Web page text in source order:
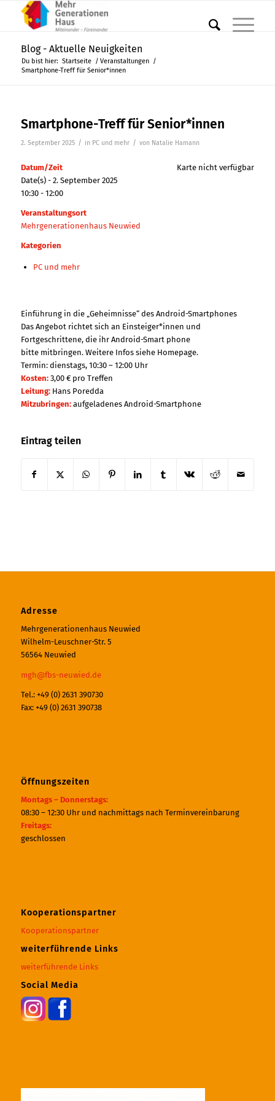
Blog - Aktuelle Neuigkeiten
Du bist hier: Startseite / Veranstaltungen /
Smartphone-Treff für Senior*innen
Smartphone-Treff für Senior*innen
2. September 2025 / in PC und mehr / von Natalie Hamann
Karte nicht verfügbar
Datum/Zeit
Date(s) - 2. September 2025
10:30 - 12:00
Veranstaltungsort
Mehrgenerationenhaus Neuwied
Kategorien
PC und mehr
Einführung in die „Geheimnisse“ des Android-Smartphones
Das Angebot richtet sich an Einsteiger*innen und
Fortgeschrittene, die ihr Android-Smart phone
bitte mitbringen. Weitere Infos siehe Homepage.
Termin: dienstags, 10:30 – 12:00 Uhr
Kosten:3,00 € pro Treffen
Leitung:Hans Poredda
Mitzubringen:aufgeladenes Android-Smartphone
Eintrag teilen
Adresse
Mehrgenerationenhaus Neuwied
Wilhelm-Leuschner-Str. 5
56564 Neuwied
mgh@fbs-neuwied.de
Tel.: +49 (0) 2631 390730
Fax: +49 (0) 2631 390738
Öffnungszeiten
Montags – Donnerstags:
08:30 – 12:30 Uhr und nachmittags nach Terminvereinbarung
Freitags:
geschlossen
Kooperationspartner
Kooperationspartner
weiterführende Links
weiterführende Links
Social Media